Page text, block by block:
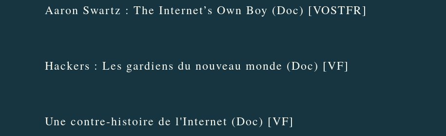
Aaron Swartz : The Internet’s Own Boy (Doc) [VOSTFR]
Hackers : Les gardiens du nouveau monde (Doc) [VF]
Une contre-histoire de l'Internet (Doc) [VF]